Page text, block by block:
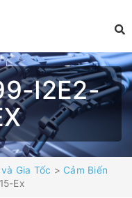
I2E2-
Gia Tốc > Cảm Biến
Ex